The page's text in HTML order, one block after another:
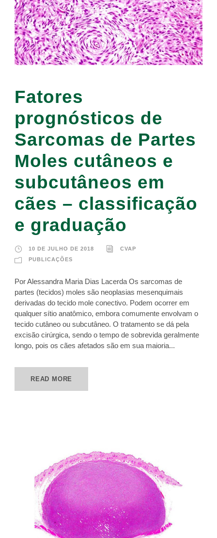
Fatores
prognósticos de
Sarcomas de Partes
Moles cutâneos e
subcutâneos em
cães – classificação
e graduação
10 DE JULHO DE 2018
CVAP
PUBLICAÇÕES
Por Alessandra Maria Dias Lacerda Os sarcomas de
partes (tecidos) moles são neoplasias mesenquimais
derivadas do tecido mole conectivo. Podem ocorrer em
qualquer sítio anatômico, embora comumente envolvam o
tecido cutâneo ou subcutâneo. O tratamento se dá pela
excisão cirúrgica, sendo o tempo de sobrevida geralmente
longo, pois os cães afetados são em sua maioria...
READ MORE